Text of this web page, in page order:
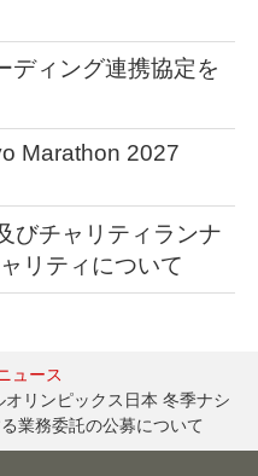
ディング連携協定を
Marathon 2027
びチャリティランナ
リティについて
ュース
オリンピックス日本 冬季ナシ
業務委託の公募について